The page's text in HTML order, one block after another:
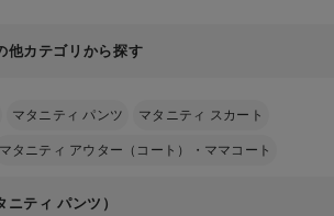
他カテゴリから探す
マタニティ パンツ マタニティ スカート
マタニティ アウター（コート）・ママコート
ティ パンツ）